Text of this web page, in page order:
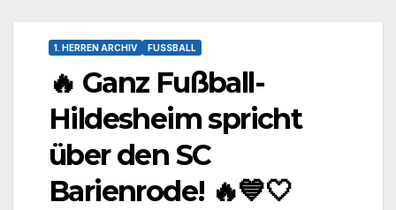
1. HERREN ARCHIV FUSSBALL
🔥 Ganz Fußball-
Hildesheim spricht
über den SC
Barienrode! 🔥💙🤍